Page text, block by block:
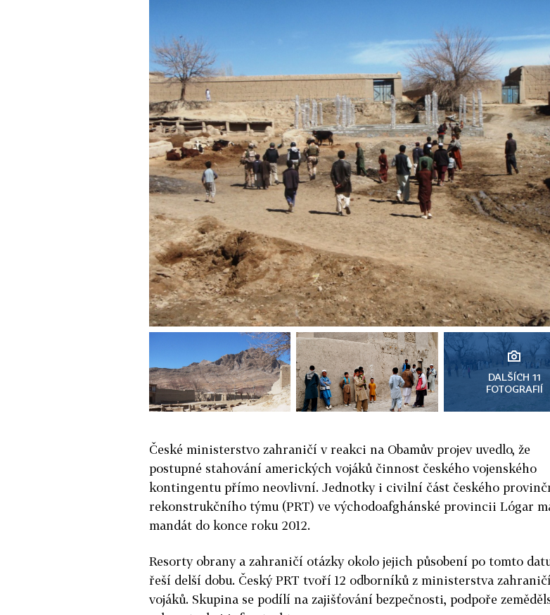
DALŠÍCH 11
FOTOGRAFIÍ
České ministerstvo zahraničí v reakci na Obamův projev uvedlo, že
postupné stahování amerických vojáků činnost českého vojenského
kontingentu přímo neovlivní. Jednotky i civilní část českého
rekonstrukčního týmu (PRT) ve východoafghánské provincii Lógar
mandát do konce roku 2012.
Resorty obrany a zahraničí otázky okolo jejich působení po tomto
řeší delší dobu. Český PRT tvoří 12 odborníků z ministerstva
vojáků. Skupina se podílí na zajišťování bezpečnosti, podpoře